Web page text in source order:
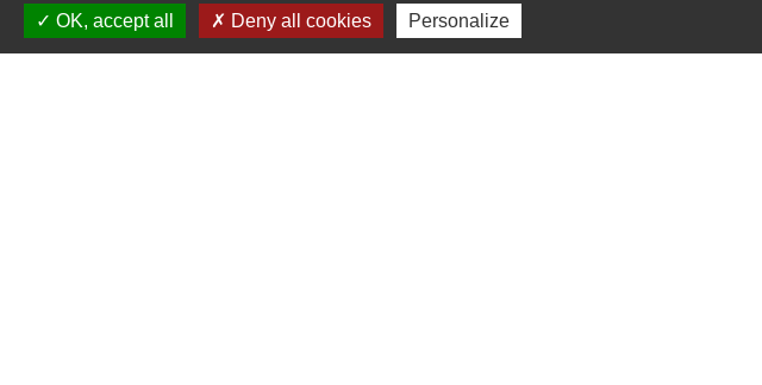
Jumelage
OK, accept all Deny all cookies Personalize